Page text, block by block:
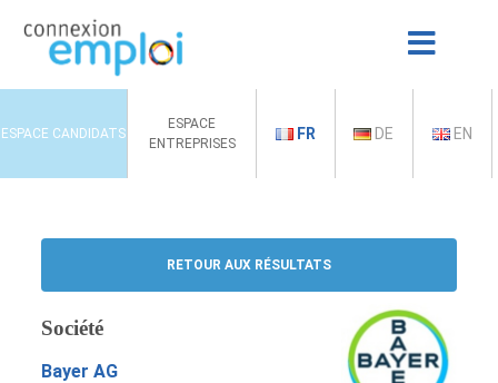
ESPACE CANDIDATS
ESPACE
ENTREPRISES
FR DE EN
RETOUR AUX RÉSULTATS
Société
Bayer AG